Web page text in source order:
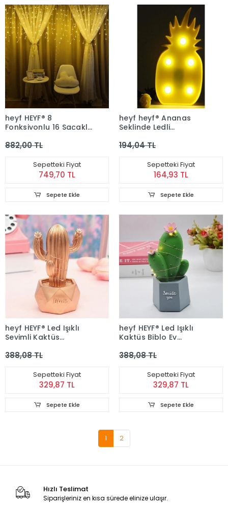
heyf HEYF® 8
Fonksiyonlu 16 Saçaklı
(Günışığı)
882,00 TL
Sepetteki Fiyat
749,70 TL
Sepete Ekle
heyf heyf® Ananas
Şeklinde Ledli
Çocuk Gece Lambası
194,04 TL
Sepetteki Fiyat
164,93 TL
Sepete Ekle
heyf HEYF® Led Işıklı
Sevimli Kaktüs
Lambası Mini Biblo
388,08 TL
Sepetteki Fiyat
329,87 TL
Sepete Ekle
heyf HEYF® Led Işıklı
Kaktüs Biblo Ev
Hediyelik Eşya Led
388,08 TL
Sepetteki Fiyat
329,87 TL
Sepete Ekle
1 2
Hızlı Teslimat
Siparişleriniz en kısa sürede elinize ulaşır.